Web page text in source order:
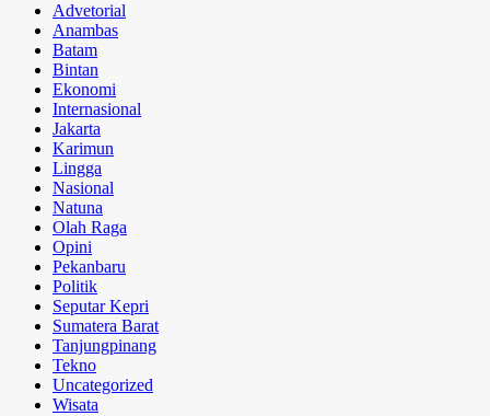
Advetorial
Anambas
Batam
Bintan
Ekonomi
Internasional
Jakarta
Karimun
Lingga
Nasional
Natuna
Olah Raga
Opini
Pekanbaru
Politik
Seputar Kepri
Sumatera Barat
Tanjungpinang
Tekno
Uncategorized
Wisata